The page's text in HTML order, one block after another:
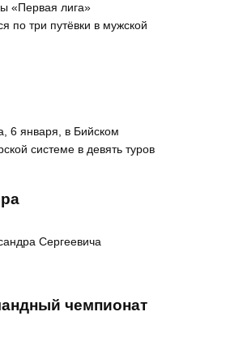
«Первая лига»
по три путёвки в мужской
6 января, в Бийском
системе в девять туров
Сергеевича
чемпионат